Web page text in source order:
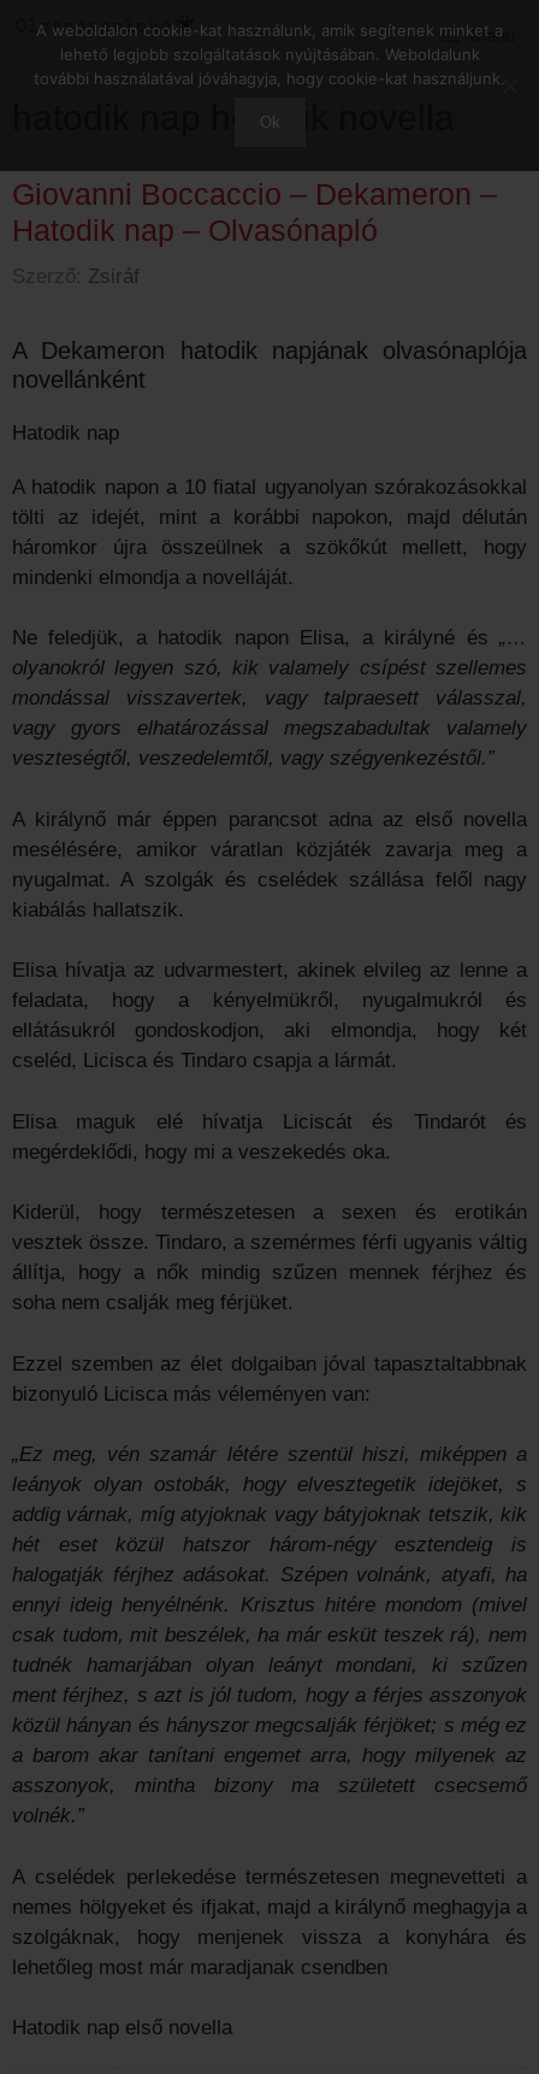
tartalomba
Menu
hatodik nap hetedik novella
Giovanni Boccaccio – Dekameron –
Hatodik nap – Olvasónapló
Szerző: Zsiráf
A Dekameron hatodik napjának olvasónaplója
novellánként
Hatodik nap
A hatodik napon a 10 fiatal ugyanolyan szórakozásokkal
tölti az idejét, mint a korábbi napokon, majd délután
háromkor újra összeülnek a szökőkút mellett, hogy
mindenki elmondja a novelláját.
Ne feledjük, a hatodik napon Elisa, a királyné és „…
olyanokról legyen szó, kik valamely csípést szellemes
mondással vissza­vertek, vagy talpraesett válasszal,
vagy gyors elhatározással megszabadultak valamely
veszte­ségtől, veszedelemtől, vagy szégyenkezéstől.”
A királynő már éppen parancsot adna az első novella
mesélésére, amikor váratlan közjáték zavarja meg a
nyugalmat. A szolgák és cselédek szállása felől nagy
kiabálás hallatszik.
Elisa hívatja az udvarmestert, akinek elvileg az lenne a
feladata, hogy a kényelmükről, nyugalmukról és
ellátásukról gondoskodjon, aki elmondja, hogy két
cseléd, Licisca és Tindaro csapja a lármát.
Elisa maguk elé hívatja Liciscát és Tindarót és
megérdeklődi, hogy mi a veszekedés oka.
Kiderül, hogy természetesen a sexen és erotikán
vesztek össze. Tindaro, a szemérmes férfi ugyanis váltig
állítja, hogy a nők mindig szűzen mennek férjhez és
soha nem csalják meg férjüket.
Ezzel szemben az élet dolgaiban jóval tapasztaltabbnak
bizonyuló Licisca más véleményen van:
„Ez meg, vén szamár létére szentül hiszi, miképpen a
leányok olyan ostobák, hogy elvesztegetik idejöket, s
addig várnak, míg atyjoknak vagy bátyjoknak tetszik, kik
hét eset közül hatszor három-négy esztendeig is
halogatják férjhez adásokat. Szépen volnánk, atyafi, ha
ennyi ideig henyélnénk. Krisztus hitére mondom (mivel
csak tudom, mit beszélek, ha már esküt teszek rá), nem
tudnék hamarjában olyan leányt mondani, ki szűzen
ment férjhez, s azt is jól tudom, hogy a férjes asszonyok
közül hányan és hányszor megcsalják férjöket; s még ez
a barom akar tanítani engemet arra, hogy milyenek az
asszonyok, mintha bizony ma született csecsemő
volnék.”
A cselédek perlekedése természetesen megnevetteti a
nemes hölgyeket és ifjakat, majd a királynő meghagyja a
szolgáknak, hogy menjenek vissza a konyhára és
lehetőleg most már maradjanak csendben
Hatodik nap első novella
A weboldalon cookie-kat használunk, amik segítenek minket a
lehető legjobb szolgáltatások nyújtásában. Weboldalunk
további használatával jóváhagyja, hogy cookie-kat használjunk.
Ok